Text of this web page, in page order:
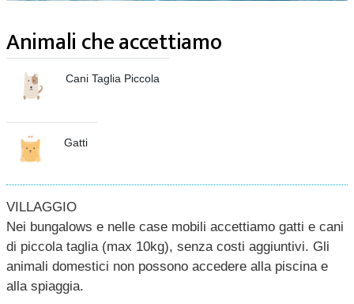
Animali che accettiamo
Cani Taglia Piccola
Gatti
VILLAGGIO
Nei bungalows e nelle case mobili accettiamo gatti e cani
di piccola taglia (max 10kg), senza costi aggiuntivi. Gli
animali domestici non possono accedere alla piscina e
alla spiaggia.